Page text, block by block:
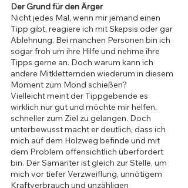
Der Grund für den Ärger
Nicht jedes Mal, wenn mir jemand einen
Tipp gibt, reagiere ich mit Skepsis oder gar
Ablehnung. Bei manchen Personen bin ich
sogar froh um ihre Hilfe und nehme ihre
Tipps gerne an. Doch warum kann ich
andere Mitkletternden wiederum in diesem
Moment zum Mond schießen?
Vielleicht meint der Tippgebende es
wirklich nur gut und möchte mir helfen,
schneller zum Ziel zu gelangen. Doch
unterbewusst macht er deutlich, dass ich
mich auf dem Holzweg befinde und mit
dem Problem offensichtlich überfordert
bin. Der Samariter ist gleich zur Stelle, um
mich vor tiefer Verzweiflung, unnötigem
Kraftverbrauch und unzähligen